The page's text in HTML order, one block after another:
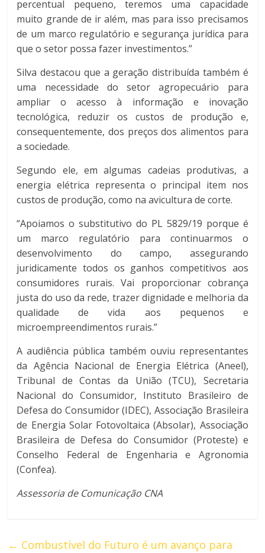
percentual pequeno, teremos uma capacidade
muito grande de ir além, mas para isso precisamos
de um marco regulatório e segurança jurídica para
que o setor possa fazer investimentos.”
Silva destacou que a geração distribuída também é
uma necessidade do setor agropecuário para
ampliar o acesso à informação e inovação
tecnológica, reduzir os custos de produção e,
consequentemente, dos preços dos alimentos para
a sociedade.
Segundo ele, em algumas cadeias produtivas, a
energia elétrica representa o principal item nos
custos de produção, como na avicultura de corte.
“Apoiamos o substitutivo do PL 5829/19 porque é
um marco regulatório para continuarmos o
desenvolvimento do campo, assegurando
juridicamente todos os ganhos competitivos aos
consumidores rurais. Vai proporcionar cobrança
justa do uso da rede, trazer dignidade e melhoria da
qualidade de vida aos pequenos e
microempreendimentos rurais.”
A audiência pública também ouviu representantes
da Agência Nacional de Energia Elétrica (Aneel),
Tribunal de Contas da União (TCU), Secretaria
Nacional do Consumidor, Instituto Brasileiro de
Defesa do Consumidor (IDEC), Associação Brasileira
de Energia Solar Fotovoltaica (Absolar), Associação
Brasileira de Defesa do Consumidor (Proteste) e
Conselho Federal de Engenharia e Agronomia
(Confea).
Assessoria de Comunicação CNA
← Combustível do Futuro é um avanço para